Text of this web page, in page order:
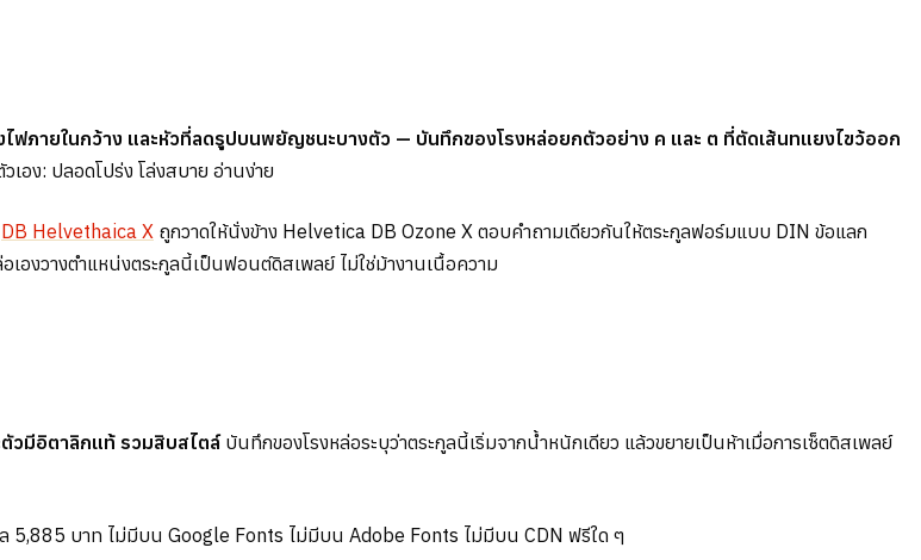
ฟภายในกว้าง และหัวที่ลดรูปบนพยัญชนะบางตัว — บันทึกของโรงหล่อยกตัวอย่าง ค และ ต ที่ตัดเส้นทแยงไขว้ออก
อง: ปลอดโปร่ง โล่งสบาย อ่านง่าย
DB Helvethaica X ถูกวาดให้นั่งข้าง Helvetica DB Ozone X ตอบคำถามเดียวกันให้ตระกูลฟอร์มแบบ DIN ข้อแลก
องวางตำแหน่งตระกูลนี้เป็นฟอนต์ดิสเพลย์ ไม่ใช่ม้างานเนื้อความ
วมีอิตาลิกแท้ รวมสิบสไตล์บันทึกของโรงหล่อระบุว่าตระกูลนี้เริ่มจากน้ำหนักเดียว แล้วขยายเป็นห้าเมื่อการเซ็ตดิสเพลย์
5,885 บาท ไม่มีบน Google Fonts ไม่มีบน Adobe Fonts ไม่มีบน CDN ฟรีใด ๆ